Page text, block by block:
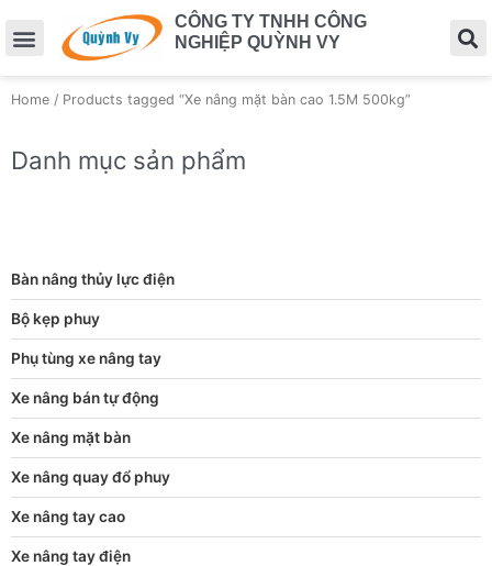
CÔNG TY TNHH CÔNG
NGHIỆP QUỲNH VY
Home / Products tagged “Xe nâng mặt bàn cao 1.5M 500kg”
Danh mục sản phẩm
Bàn nâng thủy lực điện
Bộ kẹp phuy
Phụ tùng xe nâng tay
Xe nâng bán tự động
Xe nâng mặt bàn
Xe nâng quay đổ phuy
Xe nâng tay cao
Xe nâng tay điện